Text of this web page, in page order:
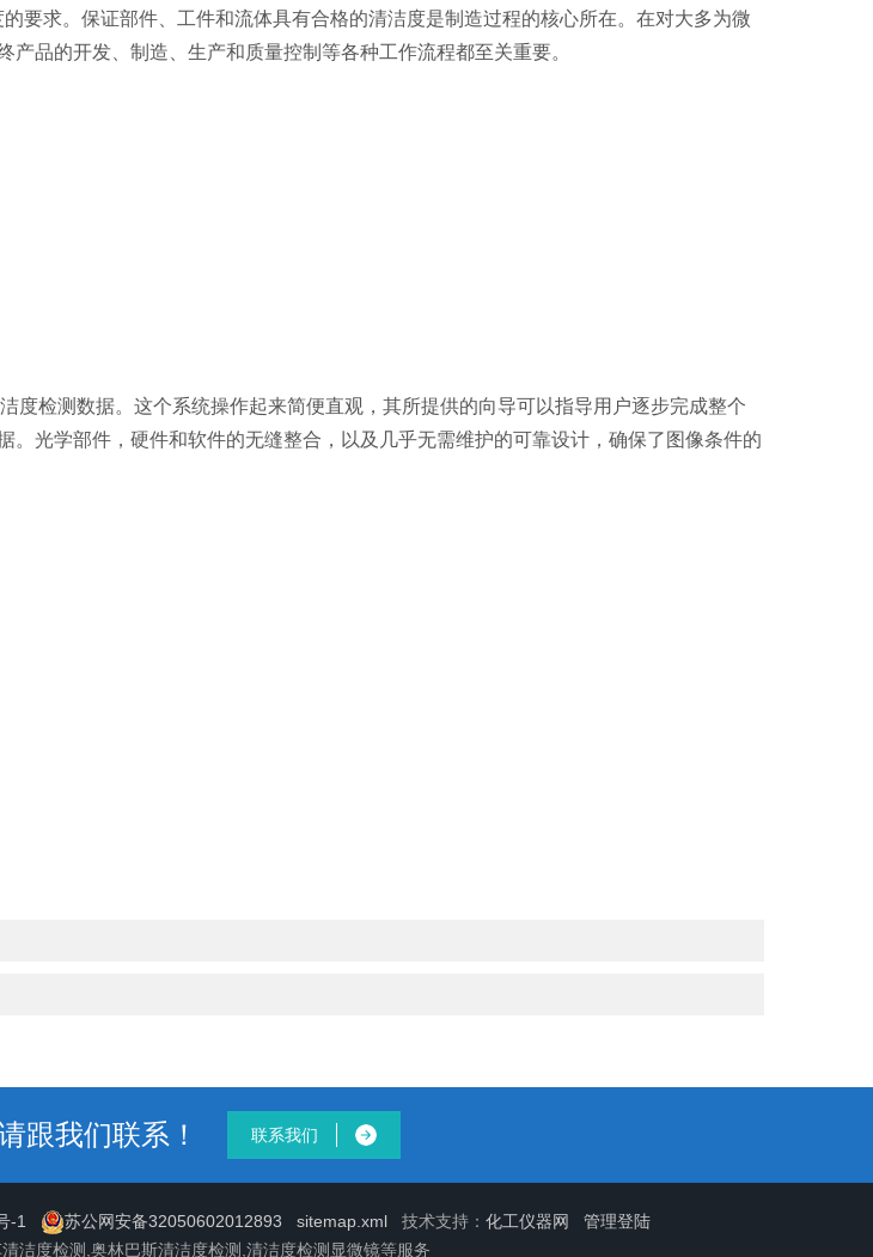
要求。保证部件、工件和流体具有合格的清洁度是制造过程的核心所在。在对大多为微
品的开发、制造、生产和质量控制等各种工作流程都至关重要。
度检测数据。这个系统操作起来简便直观，其所提供的向导可以指导用户逐步完成整个
光学部件，硬件和软件的无缝整合，以及几乎无需维护的可靠设计，确保了图像条件的
跟我们联系！ 联系我们
-1 苏公网安备32050602012893 sitemap.xml 技术支持： 化工仪器网
管理登陆
洁度检测,奥林巴斯清洁度检测,清洁度检测显微镜等服务